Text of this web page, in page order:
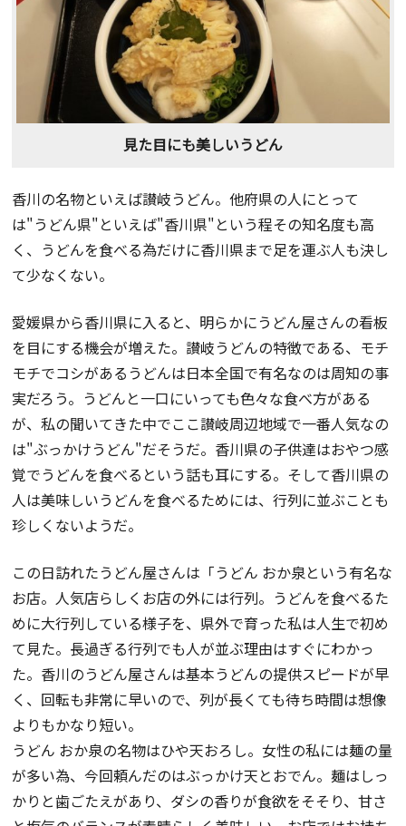
見た目にも美しいうどん
香川の名物といえば讃岐うどん。他府県の人にとって
は"うどん県"といえば"香川県"という程その知名度も高
く、うどんを食べる為だけに香川県まで足を運ぶ人も決し
て少なくない。
愛媛県から香川県に入ると、明らかにうどん屋さんの看板
を目にする機会が増えた。讃岐うどんの特徴である、モチ
モチでコシがあるうどんは日本全国で有名なのは周知の事
実だろう。うどんと一口にいっても色々な食べ方がある
が、私の聞いてきた中でここ讃岐周辺地域で一番人気なの
は"ぶっかけうどん"だそうだ。香川県の子供達はおやつ感
覚でうどんを食べるという話も耳にする。そして香川県の
人は美味しいうどんを食べるためには、行列に並ぶことも
珍しくないようだ。
この日訪れたうどん屋さんは「うどん おか泉という有名な
お店。人気店らしくお店の外には行列。うどんを食べるた
めに大行列している様子を、県外で育った私は人生で初め
て見た。長過ぎる行列でも人が並ぶ理由はすぐにわかっ
た。香川のうどん屋さんは基本うどんの提供スピードが早
く、回転も非常に早いので、列が長くても待ち時間は想像
よりもかなり短い。
うどん おか泉の名物はひや天おろし。女性の私には麺の量
が多い為、今回頼んだのはぶっかけ天とおでん。麺はしっ
かりと歯ごたえがあり、ダシの香りが食欲をそそり、甘さ